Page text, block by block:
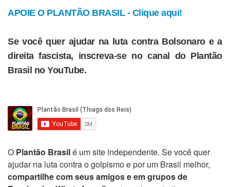
APOIE O PLANTÃO BRASIL - Clique aqui!
Se você quer ajudar na luta contra Bolsonaro e a
direita fascista, inscreva-se no canal do Plantão
Brasil no YouTube.
O Plantão Brasilé um site independente. Se você quer
ajudar na luta contra o golpismo e por um Brasil melhor,
compartilhe com seus amigos e em grupos de